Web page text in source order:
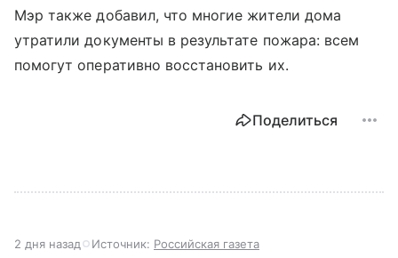
Мэр также добавил, что многие жители дома
утратили документы в результате пожара: всем
помогут оперативно восстановить их.
Поделиться
2 дня назад Источник: Российская газета